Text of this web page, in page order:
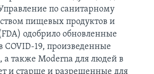
по санитарному
пищевых продуктов и
одобрило обновленные
COVID-19, произведенные
а также Moderna для людей в
и старше и разрешенные для